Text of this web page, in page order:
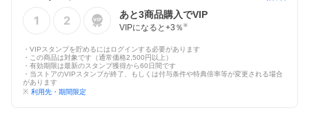
あと3商品購入でVIP
VIPになると+3 ％ ※
・VIPスタンプを貯めるにはログインする必要があります
・この商品は対象です（通常価格2,500円以上）
・有効期限は最新のスタンプ獲得から60日間です
・当ストアのVIPスタンプが終了、もしくは付与条件や特典倍率等が変更される場合
があります
※ 利用先・期間限定